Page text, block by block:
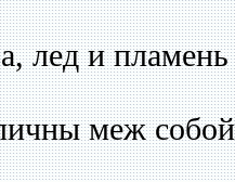
лед и пламень
меж